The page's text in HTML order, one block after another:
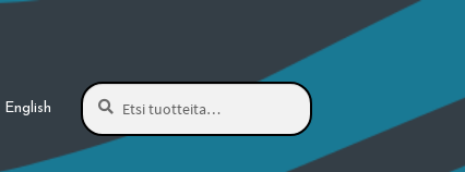
English
Etsi:
Haku